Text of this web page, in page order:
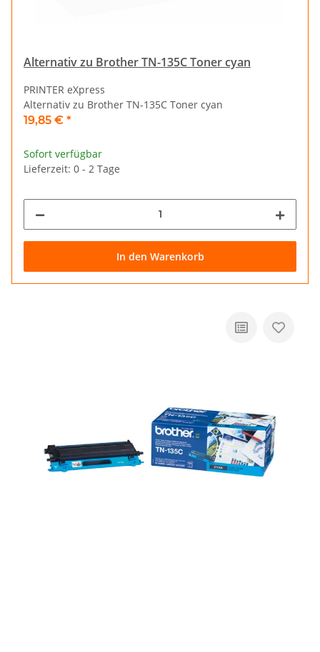
Alternativ zu Brother TN-135C Toner cyan
PRINTER eXpress
Alternativ zu Brother TN-135C Toner cyan
19,85 € *
Sofort verfügbar
Lieferzeit: 0 - 2 Tage
In den Warenkorb